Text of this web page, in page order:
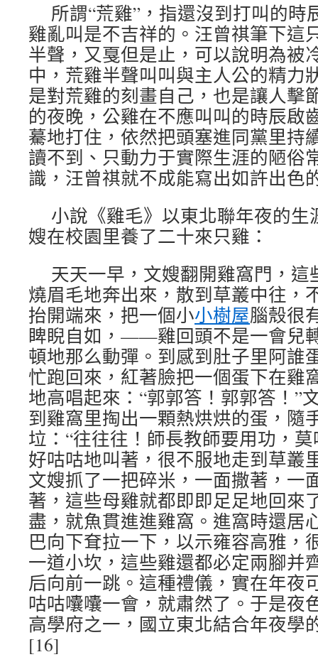
所謂“荒雞”，指還沒到打叫的時
雞亂叫是不吉祥的。汪曾祺筆下這
半聲，又戛但是止，可以說明為被
中，荒雞半聲叫叫與主人公的精力
是對荒雞的刻畫自己，也是讓人擊
的夜晚，公雞在不應叫叫的時辰啟
驀地打住，依然把頭塞進同黨里持
讀不到、只動力于實際生涯的陋俗
識，汪曾祺就不成能寫出如許出色
小說《雞毛》以東北聯年夜的
嫂在校園里養了二十來只雞：
天天一早，文嫂翻開雞窩門，
燒眉毛地奔出來，散到草叢中往，
抬開端來，把一個小小樹屋腦殼很
睥睨自如，——雞回頭不是一會兒
頓地那么動彈。到感到肚子里阿誰
忙跑回來，紅著臉把一個蛋下在雞
地高唱起來：“郭郭答！郭郭答！”
到雞窩里掏出一顆熱烘烘的蛋，隨
垃：“往往往！師長教師要用功，
好咕咕地叫著，很不服地走到草叢
文嫂抓了一把碎米，一面撒著，一
著，這些母雞就都即即足足地回來
盡，就魚貫進進雞窩。進窩時還居
巴向下耷拉一下，以示雍容高雅，
一道小坎，這些雞還都必定兩腳并
后向前一跳。這種禮儀，實在年夜
咕咕囔囔一會，就肅然了。于是夜
高學府之一，國立東北結合年夜學
[16]